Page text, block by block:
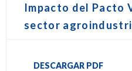
Impacto del Pacto
sector
DESCARGAR PDF